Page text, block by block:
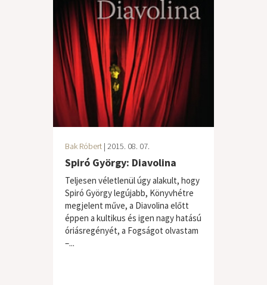
Bak Róbert | 2015. 08. 07.
Spiró György: Diavolina
Teljesen véletlenül úgy alakult, hogy
Spiró György legújabb, Könyvhétre
megjelent műve, a Diavolina előtt
éppen a kultikus és igen nagy hatású
óriásregényét, a Fogságot olvastam
–...